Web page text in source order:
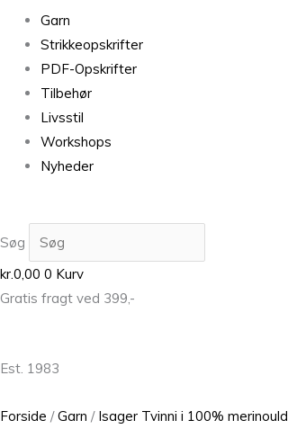
Garn
Strikkeopskrifter
PDF-Opskrifter
Tilbehør
Livsstil
Workshops
Nyheder
Søg
kr.0,00 0 Kurv
Gratis fragt ved 399,-
Est. 1983
Forside /Garn / Isager Tvinni i 100% merinould